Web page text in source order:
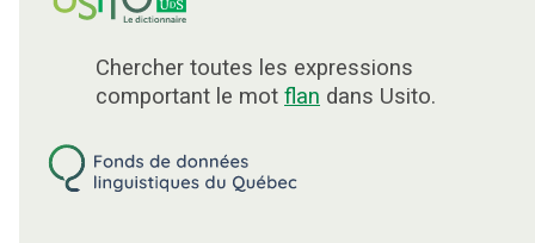
Chercher toutes les expressions
comportant le mot flan dans Usito.